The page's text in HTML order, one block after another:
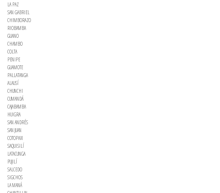
LA PAZ
SAN GABRIEL
CHIMBORAZO
RIOBAMBA
GUANO
CHAMBO
COLTA
PENIPE
GUAMOTE
PALLATANGA
ALAUSÍ
CHUNCHI
CUMANDÁ
CAJABAMBA
HUIGRA
SAN ANDRÉS
SAN JUAN
COTOPAXI
SAQUISILÍ
LATACUNGA
PUJILÍ
SALCEDO
SIGCHOS
LA MANÁ